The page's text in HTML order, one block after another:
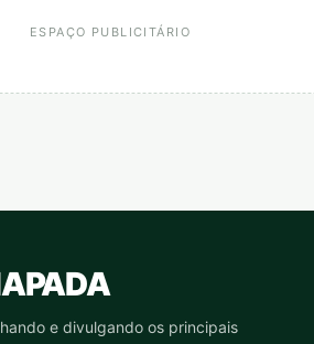
ESPAÇO PUBLICITÁRIO
e divulgando os principais